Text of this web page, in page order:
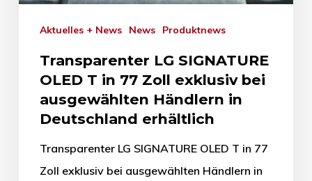
Aktuelles + News News Produktnews
Transparenter LG SIGNATURE
OLED T in 77 Zoll exklusiv bei
ausgewählten Händlern in
Deutschland erhältlich
Transparenter LG SIGNATURE OLED T in 77
Zoll exklusiv bei ausgewählten Händlern in